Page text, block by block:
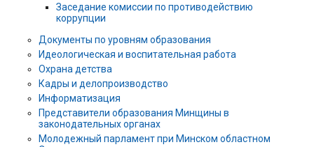
Заседание комиссии по противодействию
коррупции
Документы по уровням образования
Идеологическая и воспитательная работа
Охрана детства
Кадры и делопроизводство
Информатизация
Представители образования Минщины в
законодательных органах
Молодежный парламент при Минском областном